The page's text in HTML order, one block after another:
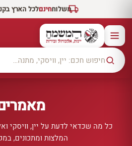
משלוחחינםלכל הארץ
כל מה שכדאי לדעת על יין, וויסקי
המלצות ומתכונים,